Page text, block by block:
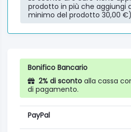
prodotto in più che aggiungi
minimo del prodotto 30,00
Bonifico Bancario
2% di sconto alla cassa
di pagamento.
PayPal